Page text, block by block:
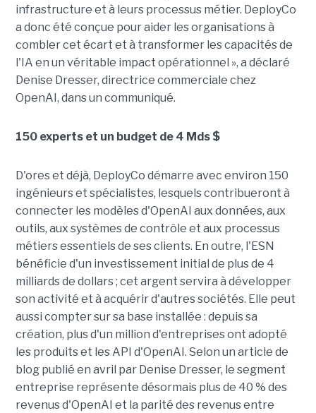
infrastructure et à leurs processus métier. DeployCo
a donc été conçue pour aider les organisations à
combler cet écart et à transformer les capacités de
l'IA en un véritable impact opérationnel », a déclaré
Denise Dresser, directrice commerciale chez
OpenAI, dans un communiqué.
150 experts et un budget de 4 Mds $
D'ores et déjà, DeployCo démarre avec environ 150
ingénieurs et spécialistes, lesquels contribueront à
connecter les modèles d'OpenAI aux données, aux
outils, aux systèmes de contrôle et aux processus
métiers essentiels de ses clients. En outre, l'ESN
bénéficie d'un investissement initial de plus de 4
milliards de dollars ; cet argent servira à développer
son activité et à acquérir d'autres sociétés. Elle peut
aussi compter sur sa base installée : depuis sa
création, plus d'un million d'entreprises ont adopté
les produits et les API d'OpenAI. Selon un article de
blog publié en avril par Denise Dresser, le segment
entreprise représente désormais plus de 40 % des
revenus d'OpenAI et la parité des revenus entre